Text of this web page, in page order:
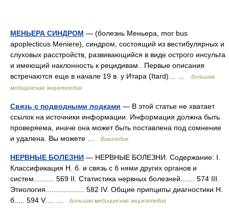
МЕНЬЕРА СИНДРОМ — (болезнь Меньера, mor bus
apoplecticus Meniere), синдром, состоящий из вестибулярных и
слуховых расстройств, развивающийся в виде острого инсульта
и имеющий наклонность к рецидивам.. Первые описания
встречаются еще в начале 19 в. у Итара (Itard)… …
Большая
медицинская энциклопедия
Связь с подводными лодками — В этой статье не хватает
ссылок на источники информации. Информация должна быть
проверяема, иначе она может быть поставлена под сомнение
и удалена. Вы можете …
Википедия
НЕРВНЫЕ БОЛЕЗНИ — НЕРВНЫЕ БОЛЕЗНИ. Содержание: I.
Классификация Н. б. и связь с б нями других органов и
систем.......... 569 II. Статистика нервных болезней....... 574 III.
Этиология................... 582 IV. Общие припципы диагностики Н.
б..... 594 V.… …
Большая медицинская энциклопедия